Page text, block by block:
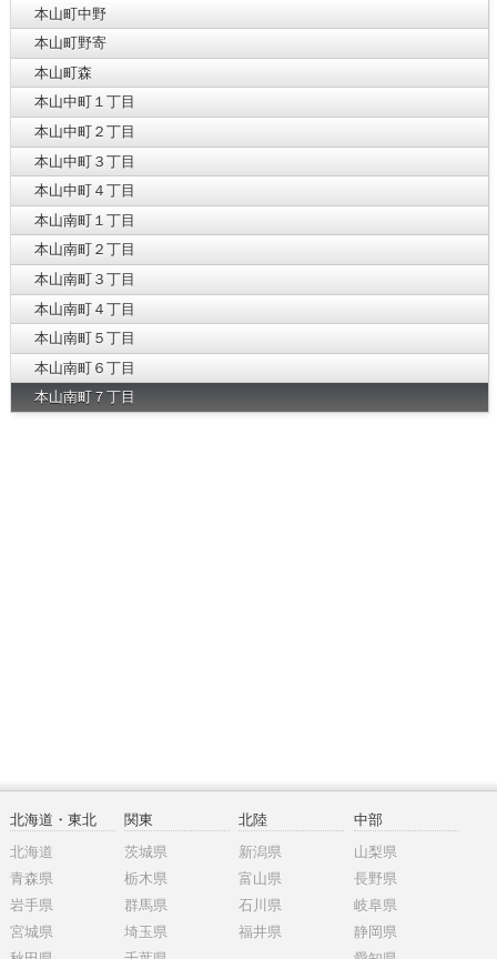
本山町中野
本山町野寄
本山町森
本山中町１丁目
本山中町２丁目
本山中町３丁目
本山中町４丁目
本山南町１丁目
本山南町２丁目
本山南町３丁目
本山南町４丁目
本山南町５丁目
本山南町６丁目
本山南町７丁目
北海道・東北
北海道
青森県
岩手県
宮城県
関東
茨城県
栃木県
群馬県
埼玉県
北陸
新潟県
富山県
石川県
福井県
中部
山梨県
長野県
岐阜県
静岡県